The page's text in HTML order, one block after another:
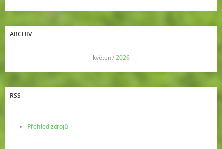
ARCHIV
květen /2026
RSS
Přehled zdrojů